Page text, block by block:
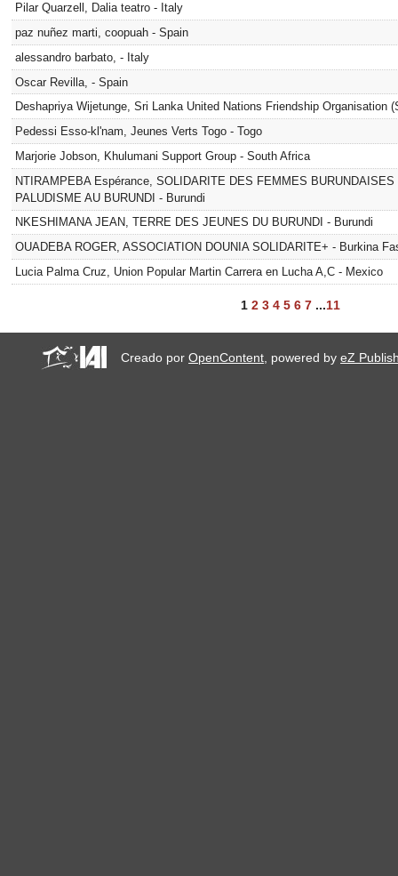
Pilar Quarzell, Dalia teatro - Italy
paz nuñez marti, coopuah - Spain
alessandro barbato, - Italy
Oscar Revilla, - Spain
Deshapriya Wijetunge, Sri Lanka United Nations Friendship Organisation
Pedessi Esso-kl'nam, Jeunes Verts Togo - Togo
Marjorie Jobson, Khulumani Support Group - South Africa
NTIRAMPEBA Espérance, SOLIDARITE DES FEMMES
PALUDISME AU BURUNDI - Burundi
NKESHIMANA JEAN, TERRE DES JEUNES DU BURUNDI - Burundi
OUADEBA ROGER, ASSOCIATION DOUNIA SOLIDARITE+ - Burkina
Lucia Palma Cruz, Union Popular Martin Carrera en Lucha A,C - Mexico
1 2 3 4 5 6 7 ...11
Creado porOpenContent , powered byeZ